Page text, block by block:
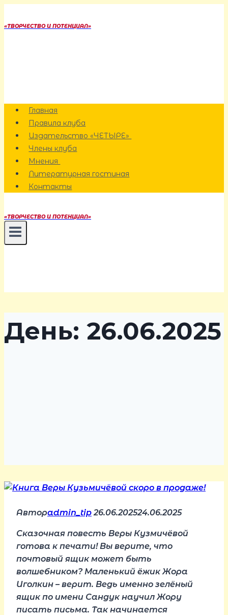
к
«ТВОРЧЕСТВО И ПОТЕНЦИАЛ»
Главная
Правила клуба
Издательство «ЧЕТЫРЕ»
Члены клуба
Мнения
Литературная гостиная
Контакты
«ТВОРЧЕСТВО И ПОТЕНЦИАЛ»
День: 26.06.2025
Авторadmin_tip 26.06.202524.06.2025
Сказочная повесть Веры Кузмичёвой
готова к печати! Вы верите, что
почтовый ящик может быть
волшебником? Маленький ёжик Жора
Иголкин – верит. Ведь именно зелёный
ящик по имени Сандук научил Жору
писать письма. Так начинается